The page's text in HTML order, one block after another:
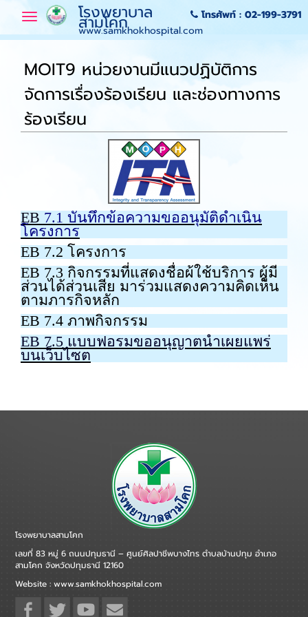
Toggle
navigation
โรงพยาบาล
สามโคก
www.samkhokhospital.com
โทรศัพท์ : 02-199-3791
MOIT9 หน่วยงานมีแนวปฏิบัติการ
จัดการเรื่องร้องเรียน และช่องทางการ
ร้องเรียน
EB 7.1 บันทึกข้อความขออนุมัติดำเนิน
โครงการ
EB 7.2 โครงการ
EB 7.3 กิจกรรมที่แสดงชื่อผ้ใช้บริการ ผู้มี
ส่วนได้ส่วนเสีย มาร่วมแสดงความคิดเห็น
ตามภารกิจหลัก
EB 7.4 ภาพกิจกรรม
EB 7.5 แบบฟอรมขออนุญาตนำเผยแพร่
บนเว็บไซต
โรงพยาบาลสามโคก
เลขที่ 83 หมู่ 6 ถนนปทุมธานี – ศูนย์ศิลปาชีพบางไทร ตำบลบ้านปทุม อำเภอ
สามโคก จังหวัดปทุมธานี 12160
Website : www.samkhokhospital.com